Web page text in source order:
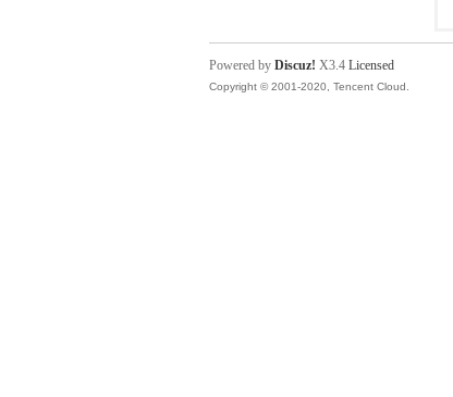
Powered by Discuz! X3.4 Licensed
Copyright © 2001-2020, Tencent Cloud.